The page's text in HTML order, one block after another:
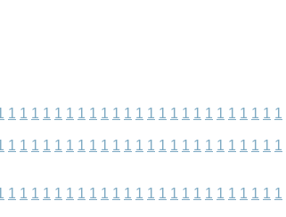
1 1 1 1 1 1 1 1 1 1 1 1 1 1 1 1 1 1 1 1 1 1 1 1
1 1 1 1 1 1 1 1 1 1 1 1 1 1 1 1 1 1 1 1 1 1 1 1
1 1 1 1 1 1 1 1 1 1 1 1 1 1 1 1 1 1 1 1 1 1 1 1